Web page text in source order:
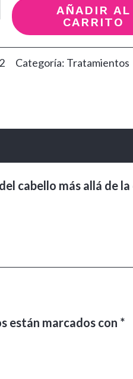
AÑADIR AL
CARRITO
Categoría: Tratamientos
cabello más allá de
están marcados con *